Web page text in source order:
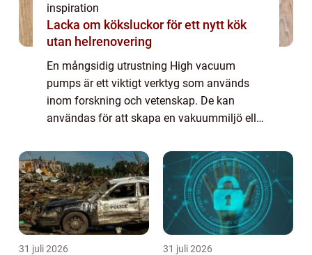
inspiration
Lacka om köksluckor för ett nytt kök
utan helrenovering
En mångsidig utrustning High vacuum
pumps är ett viktigt verktyg som används
inom forskning och vetenskap. De kan
användas för att skapa en vakuummiljö eller
det...
31 juli 2026 31 juli 2026